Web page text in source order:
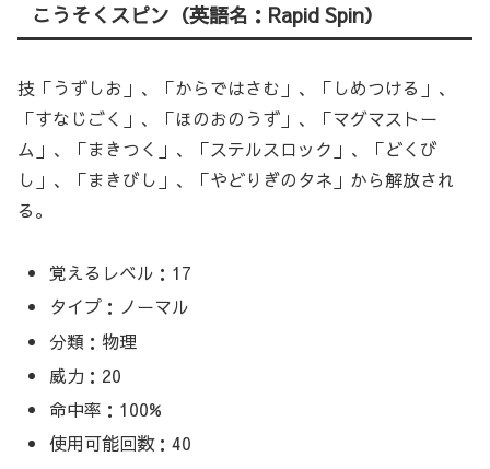
こうそくスピン（英語名：Rapid Spin）
技「うずしお」、「からではさむ」、「しめつける」、
「すなじごく」、「ほのおのうず」、「マグマストー
ム」、「まきつく」、「ステルスロック」、「どくび
し」、「まきびし」、「やどりぎのタネ」から解放され
る。
覚えるレベル：17
タイプ：ノーマル
分類：物理
威力：20
命中率：100%
使用可能回数：40